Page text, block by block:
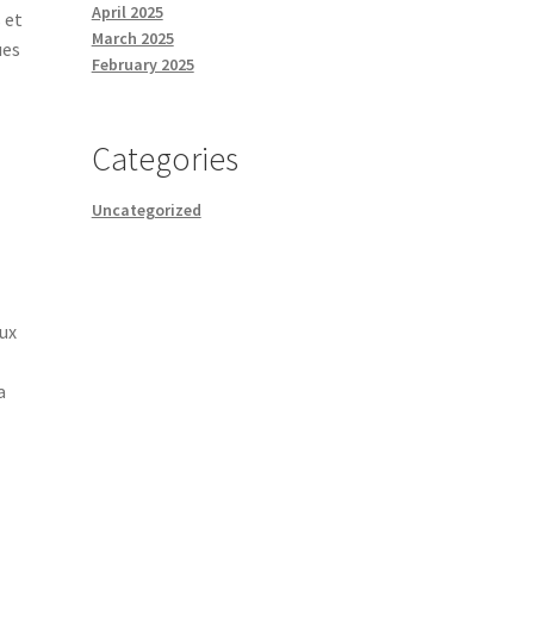
et
April 2025
March 2025
February 2025
Categories
Uncategorized